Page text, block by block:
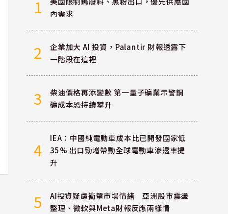
1
內需求
2
企業加大 AI 投資，Palantir 財報透露下
一階段在這裡
3
柴油價格再添變數 第一量子礦業示警銅
礦成本恐持續攀升
4
IEA：中國純電動車成本比已開發國家低
35% 出口勁增帶動全球電動車滲透率提
升
5
AI投資疑慮衝擊市場情緒 亞洲股市震盪
整理、微軟與Meta財報反應兩樣情